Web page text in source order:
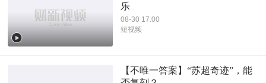
乐
08-30 17:00
短视频
【不唯一答案】“苏超奇迹”，能